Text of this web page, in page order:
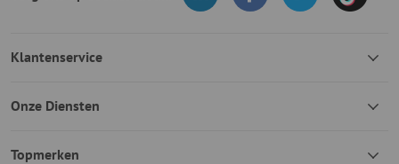
Klantenservice
Onze Diensten
Topmerken